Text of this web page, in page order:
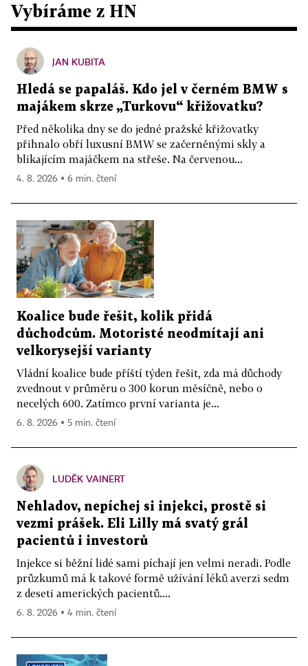
Vybíráme z HN
JAN KUBITA
Hledá se papaláš. Kdo jel v černém BMW s
majákem skrze „Turkovu“ křižovatku?
Před několika dny se do jedné pražské křižovatky
přihnalo obří luxusní BMW se začerněnými skly a
blikajícím majáčkem na střeše. Na červenou...
4. 8. 2026 ▪ 6 min. čtení
Koalice bude řešit, kolik přidá
důchodcům. Motoristé neodmítají ani
velkorysejší varianty
Vládní koalice bude příští týden řešit, zda má důchody
zvednout v průměru o 300 korun měsíčně, nebo o
necelých 600. Zatímco první varianta je...
6. 8. 2026 ▪ 5 min. čtení
LUDĚK VAINERT
Nehladov, nepíchej si injekci, prostě si
vezmi prášek. Eli Lilly má svatý grál
pacientů i investorů
Injekce si běžní lidé sami píchají jen velmi neradi. Podle
průzkumů má k takové formě užívání léků averzi sedm
z deseti amerických pacientů....
6. 8. 2026 ▪ 4 min. čtení